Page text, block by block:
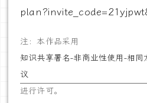
注：本作品采用
知识共享署名-非商业性使用-相
议
进行许可。